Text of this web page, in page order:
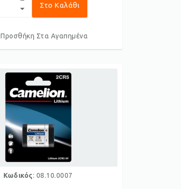
Στο Καλάθι
Προσθήκη Στα Αγαπημένα
Κωδικός: 08.10.0007